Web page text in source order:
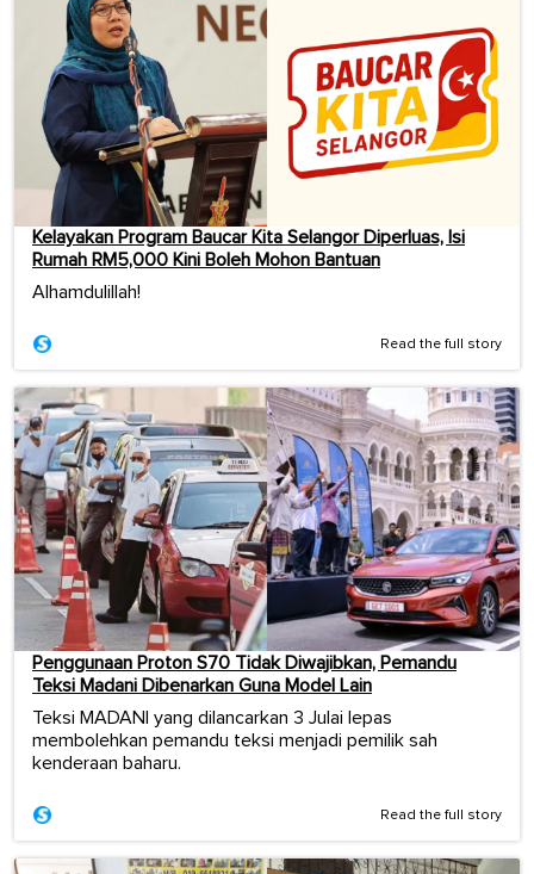
Kelayakan Program Baucar Kita Selangor Diperluas, Isi
Rumah RM5,000 Kini Boleh Mohon Bantuan
Alhamdulillah!
Read the full story
Penggunaan Proton S70 Tidak Diwajibkan, Pemandu
Teksi Madani Dibenarkan Guna Model Lain
Teksi MADANI yang dilancarkan 3 Julai lepas
membolehkan pemandu teksi menjadi pemilik sah
kenderaan baharu.
Read the full story